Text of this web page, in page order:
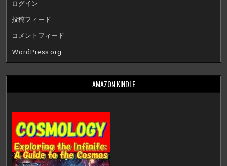
ログイン
投稿フィード
コメントフィード
WordPress.org
AMAZON KINDLE